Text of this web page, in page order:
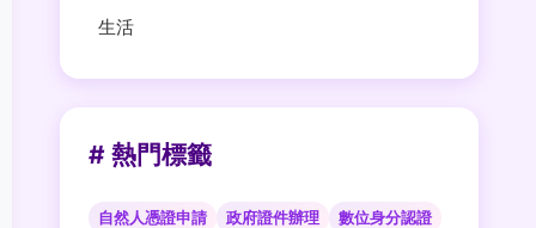
生活
# 熱門標籤
自然人憑證申請 政府證件辦理 數位身分認證